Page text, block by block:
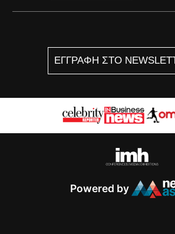
ΕΓΓΡΑΦΗ ΣΤΟ
Powered by